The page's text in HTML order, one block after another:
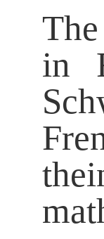
in